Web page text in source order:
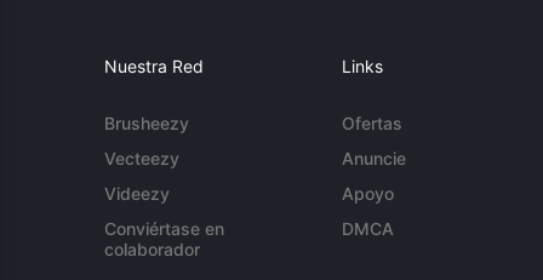
Nuestra Red
Brusheezy
Vecteezy
Videezy
Conviértase en
colaborador
Links
Ofertas
Anuncie
Apoyo
DMCA